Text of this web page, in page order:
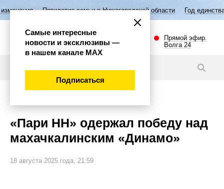
семьи в Нижегородской области Год единства народов
Прямой эфир.
Волга 24
«Пари НН» одержал победу над
махачкалинским «Динамо»
18 августа 2025 года, 21:59
Самые интересные
новости и эксклюзивы —
в нашем канале МАХ
Подписаться